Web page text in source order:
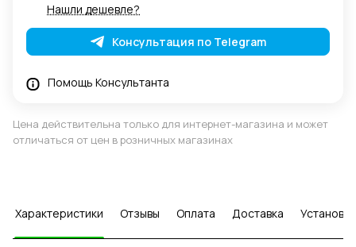
Нашли дешевле?
Консультация по Telegram
Помощь Консультанта
Цена действительна только для интернет-магазина и может
отличаться от цен в розничных магазинах
Характеристики Отзывы Оплата Доставка Установка